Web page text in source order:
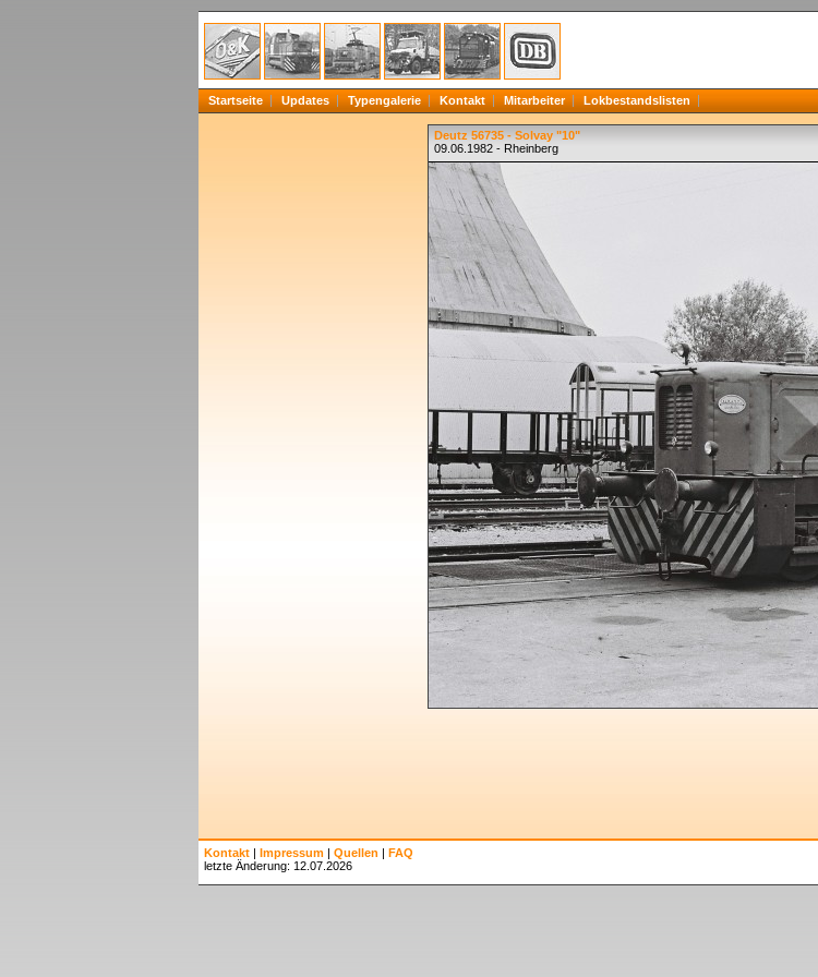
Startseite Updates Typengalerie Kontakt Mitarbeiter Lokbestandslisten
Deutz 56735 - Solvay "10"
09.06.1982 - Rheinberg
Kontakt | Impressum | Quellen | FAQ
letzte Änderung: 12.07.2026